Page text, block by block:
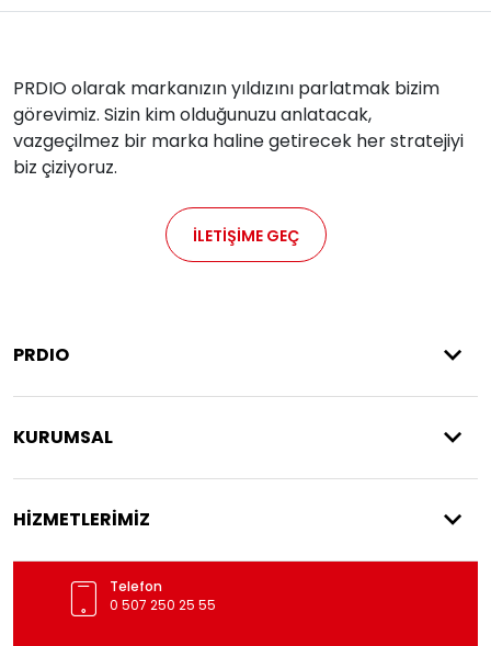
PRDIO olarak markanızın yıldızını parlatmak bizim
görevimiz. Sizin kim olduğunuzu anlatacak,
vazgeçilmez bir marka haline getirecek her stratejiyi
biz çiziyoruz.
İLETİŞİME GEÇ
PRDIO
KURUMSAL
HİZMETLERİMİZ
Telefon
0 507 250 25 55